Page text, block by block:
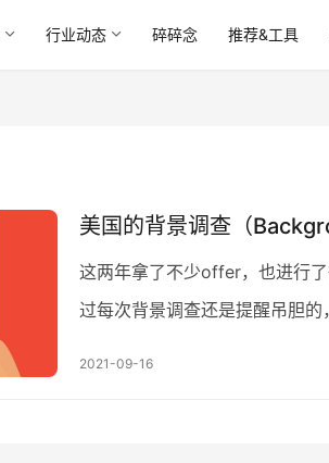
行业动态 碎碎念 推荐&工具
美国的背景调查（
这两年拿了不少offer，也进行
过每次背景调查还是提醒吊胆
2021-09-16